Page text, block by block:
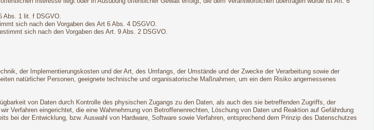
Abs. 1 lit. f DSGVO.
sich nach den Vorgaben des Art 6 Abs. 4 DSGVO.
sich nach den Vorgaben des Art. 9 Abs. 2 DSGVO.
der Implementierungskosten und der Art, des Umfangs, der Umstände und der Zwecke der Verarbeitung sowie der
natürlicher Personen, geeignete technische und organisatorische Maßnahmen, um ein dem Risiko angemessenes
von Daten durch Kontrolle des physischen Zugangs zu den Daten, als auch des sie betreffenden Zugriffs, der
Verfahren eingerichtet, die eine Wahrnehmung von Betroffenenrechten, Löschung von Daten und Reaktion auf Gefährdung
bei der Entwicklung, bzw. Auswahl von Hardware, Software sowie Verfahren, entsprechend dem Prinzip des Datenschutzes